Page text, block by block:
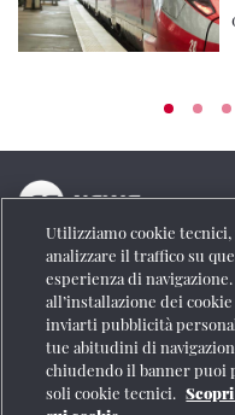
La testata online del
Social
Se vuoi contattarci o avere altre
Utilizziamo cookie
analizzare il traffico su
esperienza di
all’installazione dei
inviarti pubblicità
tue abitudini di
chiudendo il banner puoi
soli cookie tecnici.